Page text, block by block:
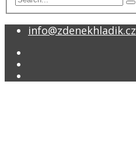
info@zdenekhladik.cz